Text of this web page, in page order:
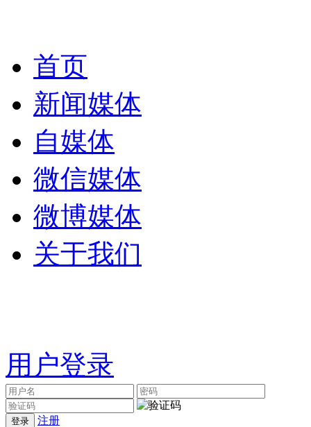
首页
新闻媒体
自媒体
微信媒体
微博媒体
关于我们
用户登录
注册